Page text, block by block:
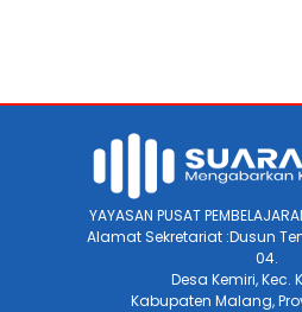
YAYASAN PUSAT
Alamat Sekretariat :Dusun
04.
Desa Kemiri, Kec.
Kabupaten Malang,